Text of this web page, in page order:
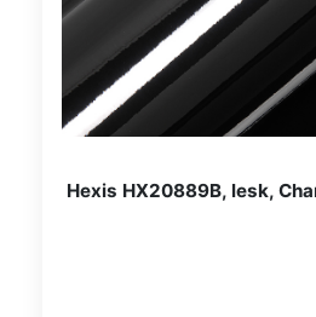
Hexis HX20889B, lesk,